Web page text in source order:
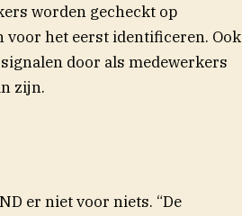
worden gecheckt op
het eerst identificeren. Ook
door als medewerkers
zijn.
er niet voor niets. “De